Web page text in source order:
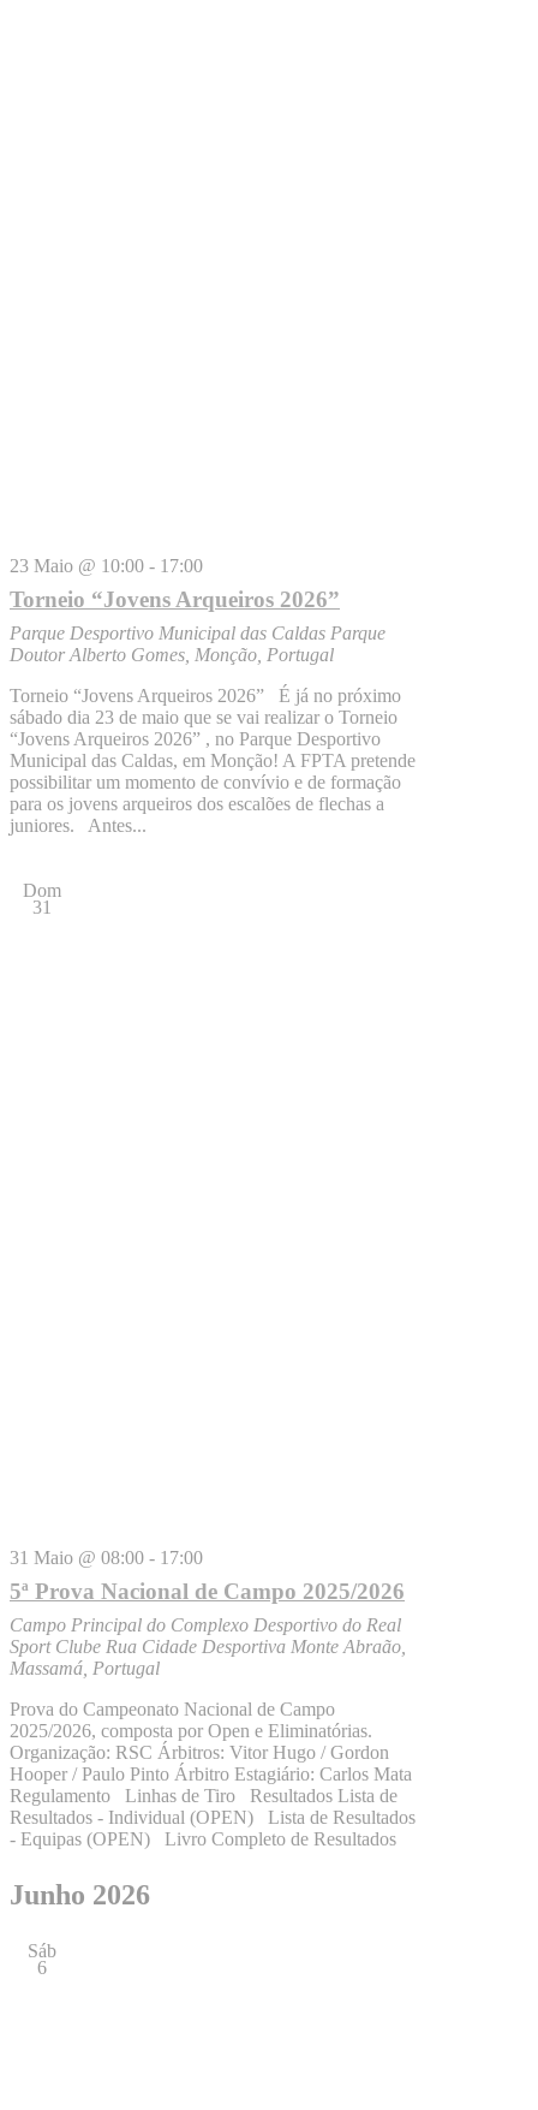
23 Maio @ 10:00 - 17:00
Torneio “Jovens Arqueiros 2026”
Parque Desportivo Municipal das Caldas Parque
Doutor Alberto Gomes, Monção, Portugal
Torneio “Jovens Arqueiros 2026” É já no próximo
sábado dia 23 de maio que se vai realizar o Torneio
“Jovens Arqueiros 2026” , no Parque Desportivo
Municipal das Caldas, em Monção! A FPTA pretende
possibilitar um momento de convívio e de formação
para os jovens arqueiros dos escalões de flechas a
juniores. Antes...
Dom
31
31 Maio @ 08:00 - 17:00
5ª Prova Nacional de Campo 2025/2026
Campo Principal do Complexo Desportivo do Real
Sport Clube Rua Cidade Desportiva Monte Abraão,
Massamá, Portugal
Prova do Campeonato Nacional de Campo
2025/2026, composta por Open e Eliminatórias.
Organização: RSC Árbitros: Vitor Hugo / Gordon
Hooper / Paulo Pinto Árbitro Estagiário: Carlos Mata
Regulamento Linhas de Tiro Resultados Lista de
Resultados - Individual (OPEN) Lista de Resultados
- Equipas (OPEN) Livro Completo de Resultados
Junho 2026
Sáb
6